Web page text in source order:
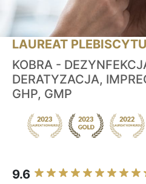
LAUREAT
KOBRA -
DERATYZACJA,
GHP, GMP
9.6